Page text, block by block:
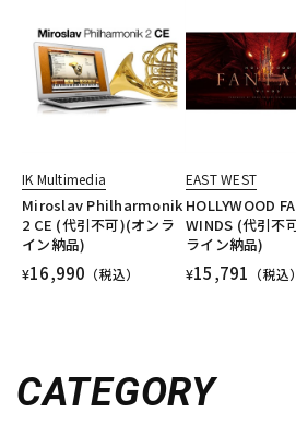
IK Multimedia
Miroslav Philharmonik
2 CE (代引不可)(オンラ
イン納品)
¥16,990 （税込）
EAST WEST
HOLLYWOOD
WINDS (代引不
ライン納品)
¥15,791 （税込）
CATEGORY